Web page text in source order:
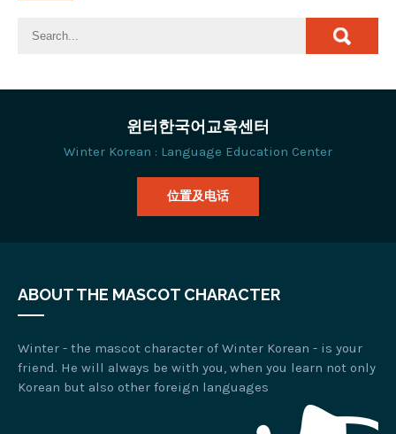
윈터한국어교육센터
Winter Korean : Language Education Center
位置及电话
ABOUT THE MASCOT CHARACTER
Winter - the mascot character of Winter Korean - is your
friend. He will always be with you, when you learn not only
Korean but also other foreign languages